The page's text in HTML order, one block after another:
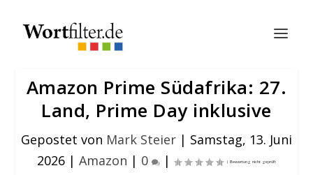
Amazon Prime Südafrika: 27.
Land, Prime Day inklusive
Gepostet von Mark Steier | Samstag, 13. Juni
2026 | Amazon | 0 |